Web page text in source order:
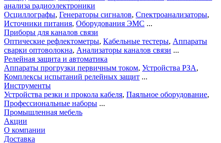
анализа радиоэлектроники
Осциллографы, Генераторы сигналов, Спектроанализаторы,
Источники питания, Оборудования ЭМС ...
Приборы для каналов связи
Оптические рефлектометры, Кабельные тестеры, Аппараты
сварки оптоволокна, Анализаторы каналов связи ...
Релейная защита и автоматика
Аппараты прогрузки первичным током, Устройства РЗА,
Комплексы испытаний релейных защит ...
Инструменты
Устройства резки и прокола кабеля, Паяльное оборудование,
Профессиональные наборы ...
Промышленная мебель
Акции
О компании
Доставка